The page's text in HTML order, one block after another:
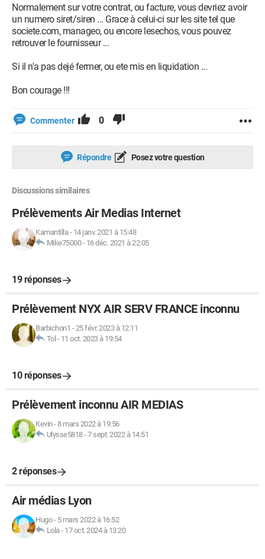
Normalement sur votre contrat, ou facture, vous devriez avoir
un numero siret/siren ... Grace à celui-ci sur les site tel que
societe.com, manageo, ou encore lesechos, vous pouvez
retrouver le fournisseur ...
Si il n'a pas dejé fermer, ou ete mis en liquidation ...
Bon courage !!!
Commenter 0
Répondre Posez votre question
Discussions similaires
Prélèvements Air Medias Internet
Kamantilla- 14 janv. 2021 à 15:48
Mike75000- 16 déc. 2021 à 22:05
19 réponses
Prélèvement NYX AIR SERV FRANCE inconnu
Barbichon1 -25 févr. 2023 à 12:11
Tol - 11 oct. 2023 à 19:54
10 réponses
Prélèvement inconnu AIR MEDIAS
Kevin-8 mars 2022 à 19:56
Ulysse5818-7 sept. 2022 à 14:51
2 réponses
Air médias Lyon
Hugo- 5 mars 2022 à 16:52
Lola- 17 oct. 2024 à 13:20